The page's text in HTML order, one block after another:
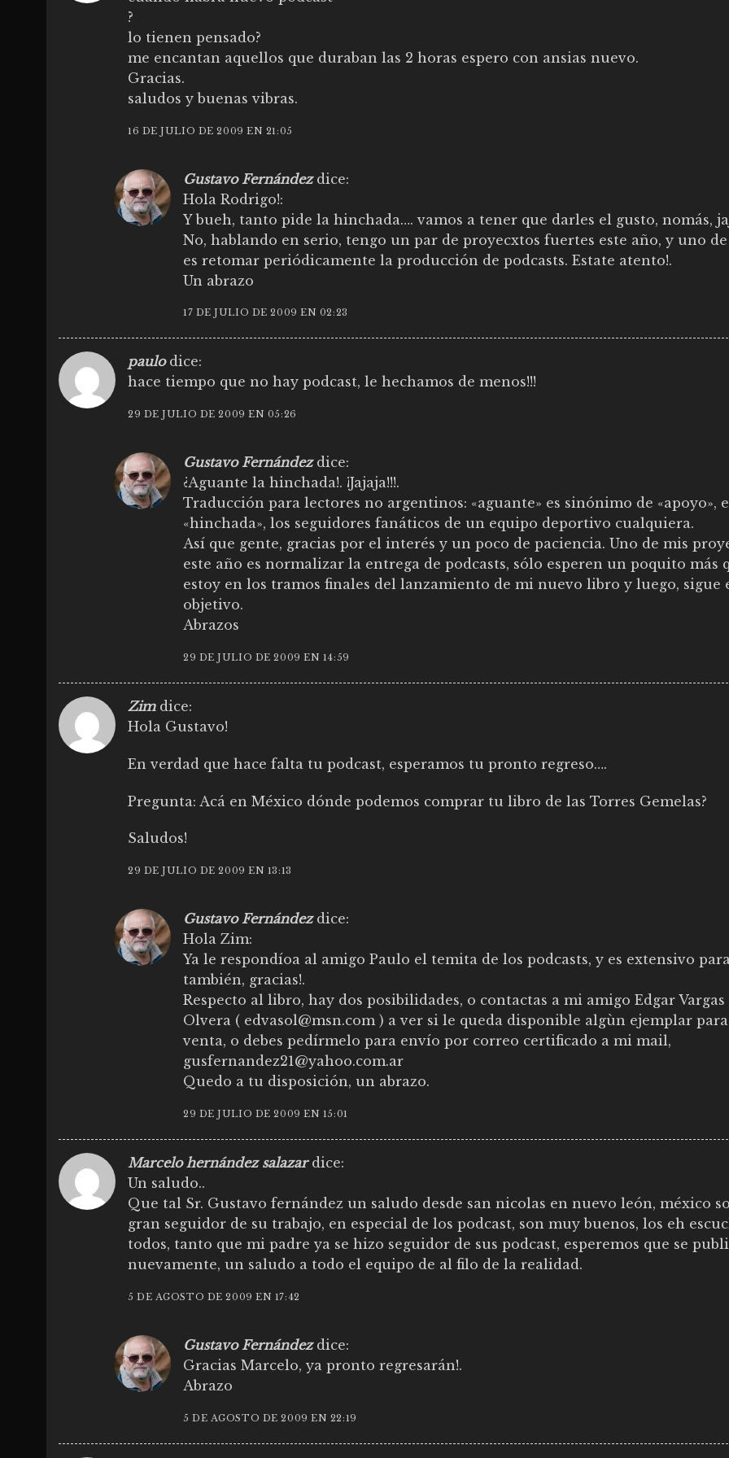
?
lo tienen pensado?
me encantan aquellos que duraban las 2 horas espero con ansias nuevo.
Gracias.
saludos y buenas vibras.
16 DE JULIO DE 2009 EN 21:05
Gustavo Fernández dice:
Hola Rodrigo!:
Y bueh, tanto pide la hinchada…. vamos a tener que darles el gusto, nomás,
No, hablando en serio, tengo un par de proyecxtos fuertes este año, y uno
es retomar periódicamente la producción de podcasts. Estate atento!.
Un abrazo
17 DE JULIO DE 2009 EN 02:23
paulo dice:
hace tiempo que no hay podcast, le hechamos de menos!!!
29 DE JULIO DE 2009 EN 05:26
Gustavo Fernández dice:
¿Aguante la hinchada!. ¡Jajaja!!!.
Traducción para lectores no argentinos: «aguante» es sinónimo de «apoyo», e
«hinchada», los seguidores fanáticos de un equipo deportivo cualquiera.
Así que gente, gracias por el interés y un poco de paciencia. Uno de mis
este año es normalizar la entrega de podcasts, sólo esperen un poquito más
estoy en los tramos finales del lanzamiento de mi nuevo libro y luego, sigue
objetivo.
Abrazos
29 DE JULIO DE 2009 EN 14:59
Zim dice:
Hola Gustavo!
En verdad que hace falta tu podcast, esperamos tu pronto regreso….
Pregunta: Acá en México dónde podemos comprar tu libro de las Torres Gemelas?
Saludos!
29 DE JULIO DE 2009 EN 13:13
Gustavo Fernández dice:
Hola Zim:
Ya le respondíoa al amigo Paulo el temita de los podcasts, y es extensivo
también, gracias!.
Respecto al libro, hay dos posibilidades, o contactas a mi amigo Edgar Vargas
Olvera ( edvasol@msn.com ) a ver si le queda disponible algùn ejemplar
venta, o debes pedírmelo para envío por correo certificado a mi mail,
gusfernandez21@yahoo.com.ar
Quedo a tu disposición, un abrazo.
29 DE JULIO DE 2009 EN 15:01
Marcelo hernández salazar dice:
Un saludo..
Que tal Sr. Gustavo fernández un saludo desde san nicolas en nuevo león, méxico
gran seguidor de su trabajo, en especial de los podcast, son muy buenos, los eh
todos, tanto que mi padre ya se hizo seguidor de sus podcast, esperemos que se
nuevamente, un saludo a todo el equipo de al filo de la realidad.
5 DE AGOSTO DE 2009 EN 17:42
Gustavo Fernández dice:
Gracias Marcelo, ya pronto regresarán!.
Abrazo
5 DE AGOSTO DE 2009 EN 22:19